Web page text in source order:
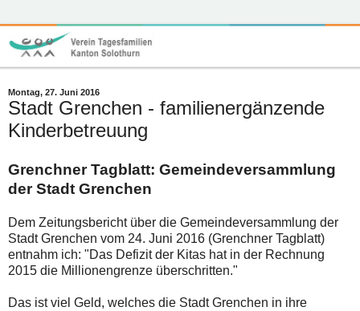
Montag, 27. Juni 2016
Stadt Grenchen - familienergänzende
Kinderbetreuung
Grenchner Tagblatt: Gemeindeversammlung
der Stadt Grenchen
Dem Zeitungsbericht über die Gemeindeversammlung der
Stadt Grenchen vom 24. Juni 2016 (Grenchner Tagblatt)
entnahm ich: "Das Defizit der Kitas hat in der Rechnung
2015 die Millionengrenze überschritten."
Das ist viel Geld, welches die Stadt Grenchen in ihre